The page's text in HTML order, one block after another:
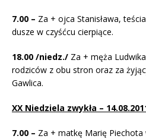
7.00 – Za + ojca Stanisława,
dusze w czyśćcu cierpiące.
18.00 /niedz./ Za + męża
rodziców z obu stron oraz za
Gawlica.
XX Niedziela zwykła –
7.00 – Za + matkę Marię